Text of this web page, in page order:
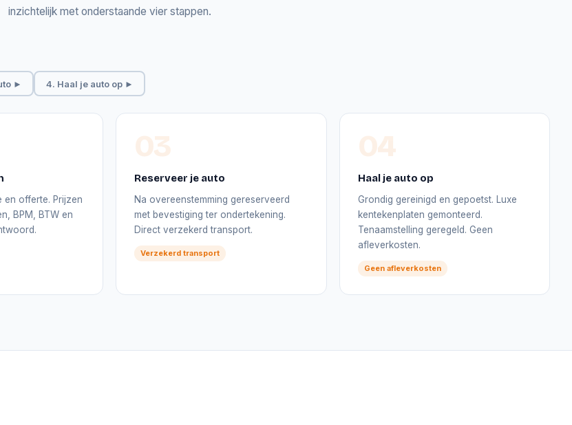
inzichtelijk met onderstaande vier stappen.
► 4. Haal je auto op ►
en offerte. Prijzen
BPM, BTW en
03
Reserveer je auto
Na overeenstemming gereserveerd
met bevestiging ter ondertekening.
Direct verzekerd transport.
Verzekerd transport
04
Haal je auto op
Grondig gereinigd en gepoetst. Luxe
kentekenplaten gemonteerd.
Tenaamstelling geregeld. Geen
afleverkosten.
Geen afleverkosten